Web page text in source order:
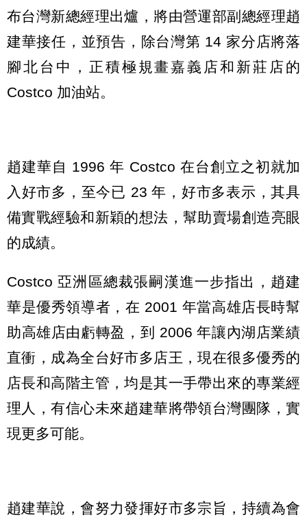
布台灣新總經理出爐，將由營運部副總經理趙
建華接任，並預告，除台灣第 14 家分店將落
腳北台中，正積極規畫嘉義店和新莊店的
Costco 加油站。
趙建華自 1996 年 Costco 在台創立之初就加
入好市多，至今已 23 年，好市多表示，其具
備實戰經驗和新穎的想法，幫助賣場創造亮眼
的成績。
Costco 亞洲區總裁張嗣漢進一步指出，趙建
華是優秀領導者，在 2001 年當高雄店長時幫
助高雄店由虧轉盈，到 2006 年讓內湖店業績
直衝，成為全台好市多店王，現在很多優秀的
店長和高階主管，均是其一手帶出來的專業經
理人，有信心未來趙建華將帶領台灣團隊，實
現更多可能。
趙建華說，會努力發揮好市多宗旨，持續為會